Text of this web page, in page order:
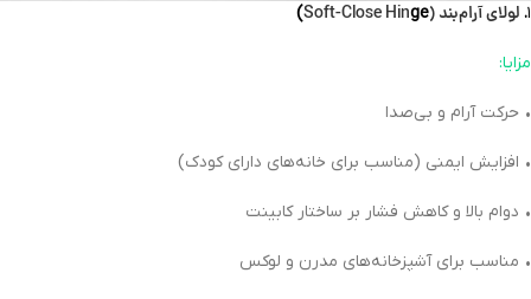
۱. لولای آرام‌بند (Soft-Close Hinge)
مزایا:
• حرکت آرام و بی‌صدا
• افزایش ایمنی (مناسب برای خانه‌های دارای کودک)
• دوام بالا و کاهش فشار بر ساختار کابینت
• مناسب برای آشپزخانه‌های مدرن و لوکس